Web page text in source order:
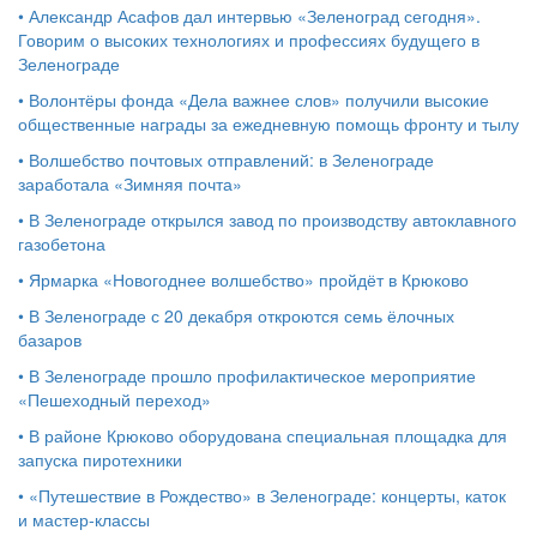
• Александр Асафов дал интервью «Зеленоград сегодня».
Говорим о высоких технологиях и профессиях будущего в
Зеленограде
• Волонтёры фонда «Дела важнее слов» получили высокие
общественные награды за ежедневную помощь фронту и тылу
• Волшебство почтовых отправлений: в Зеленограде
заработала «Зимняя почта»
• В Зеленограде открылся завод по производству автоклавного
газобетона
• Ярмарка «Новогоднее волшебство» пройдёт в Крюково
• В Зеленограде с 20 декабря откроются семь ёлочных
базаров
• В Зеленограде прошло профилактическое мероприятие
«Пешеходный переход»
• В районе Крюково оборудована специальная площадка для
запуска пиротехники
• «Путешествие в Рождество» в Зеленограде: концерты, каток
и мастер‑классы